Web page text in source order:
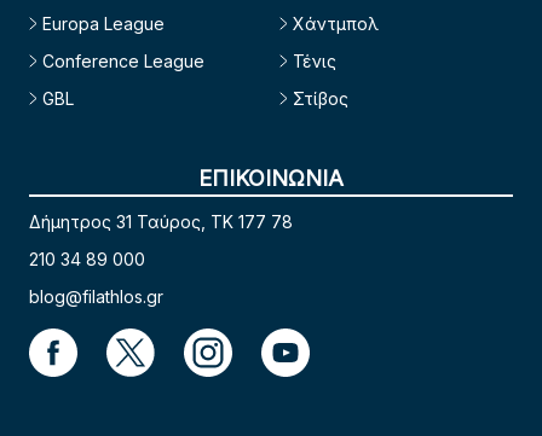
Europa League
Conference League
GBL
Χάντμπολ
Τένις
Στίβος
ΕΠΙΚΟΙΝΩΝΙΑ
Δήμητρος 31 Ταύρος, TK 177 78
210 34 89 000
blog@filathlos.gr